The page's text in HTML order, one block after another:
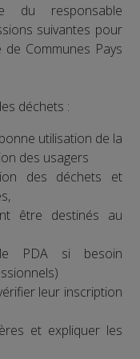
du responsable
suivantes pour
Communes Pays
déchets :
utilisation de la
des usagers
des déchets et
être destinés au
PDA si besoin
leur inscription
et expliquer les